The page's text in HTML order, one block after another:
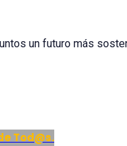
un futuro más
Tod@s.